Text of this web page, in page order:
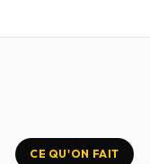
CE QU'ON FAIT